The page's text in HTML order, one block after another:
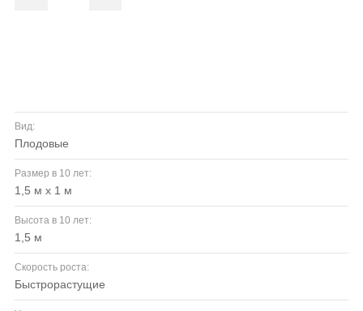
Вид:
плодовые
Размер в 10 лет:
1,5 м х 1 м
Высота в 10 лет:
1,5 м
Скорость роста:
быстрорастущие